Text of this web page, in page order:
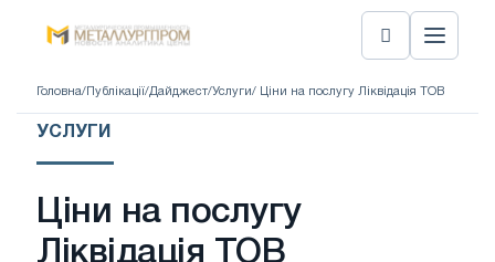
Головна/ Публікації/Дайджест/Услуги/ Ціни на послугу Ліквідація ТОВ
УСЛУГИ
Ціни на послугу
Ліквідація ТОВ